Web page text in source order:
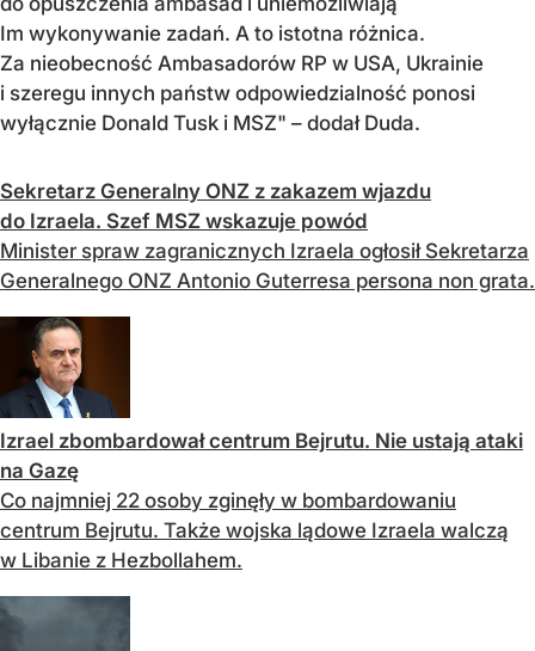
Im wykonywanie zadań. A to istotna różnica.
Za nieobecność Ambasadorów RP w USA, Ukrainie
i szeregu innych państw odpowiedzialność ponosi
wyłącznie Donald Tusk i MSZ" – dodał Duda.
Sekretarz Generalny ONZ z zakazem wjazdu
do Izraela. Szef MSZ wskazuje powód
Minister spraw zagranicznych Izraela ogłosił Sekretarza
Generalnego ONZ Antonio Guterresa persona non grata.
Izrael zbombardował centrum Bejrutu. Nie ustają ataki
na Gazę
Co najmniej 22 osoby zginęły w bombardowaniu
centrum Bejrutu. Także wojska lądowe Izraela walczą
w Libanie z Hezbollahem.